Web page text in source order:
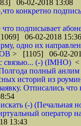
06-02-2018 13:08
конкретно
подписывает
06-02-2018 15:36
одно их
> [1105] 06-02-
связью... (-) (IMHO) <
полный
историй из
Отписались
(-) (Печальная
13:43